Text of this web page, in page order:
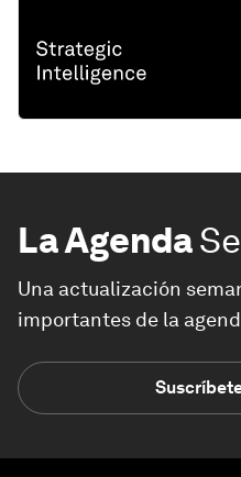
La Agenda
Una actualización
importantes de la